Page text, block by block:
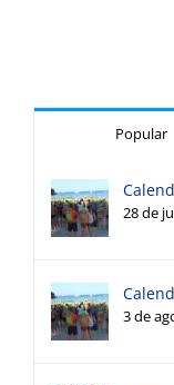
Popular
28 de
3 de